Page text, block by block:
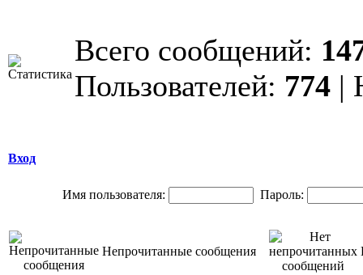
Всего сообщений:
Пользователей: 774 |
Вход
Имя пользователя: Пароль:
Непрочитанные сообщения